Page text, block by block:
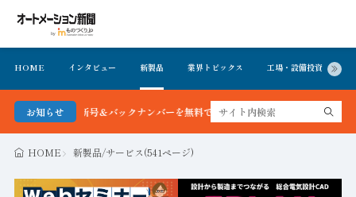
HOME インタビュー 新製品 業界トピックス 工場・設備投資
お知らせ
聞 最新号＆バックナンバーを無料で公開中 詳細はこちら
HOME 新製品/サービス(541ページ)